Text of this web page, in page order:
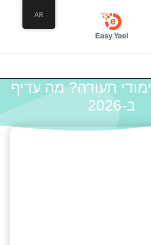
תעודה? מה עדיף
ב-2026
AR